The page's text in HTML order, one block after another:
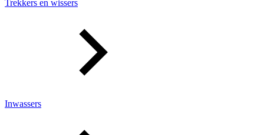
Trekkers en wissers
Inwassers